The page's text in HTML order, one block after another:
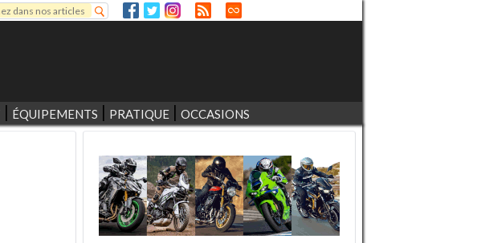
de recherche
ÉQUIPEMENTS PRATIQUE OCCASIONS